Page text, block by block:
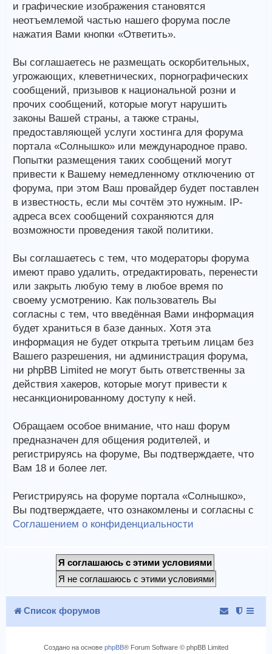
и графические изображения становятся
неотъемлемой частью нашего форума после
нажатия Вами кнопки «Ответить».
Вы соглашаетесь не размещать оскорбительных,
угрожающих, клеветнических, порнографических
сообщений, призывов к национальной розни и
прочих сообщений, которые могут нарушить
законы Вашей страны, а также страны,
предоставляющей услуги хостинга для форума
портала «Солнышко» или международное право.
Попытки размещения таких сообщений могут
привести к Вашему немедленному отключению от
форума, при этом Ваш провайдер будет поставлен
в известность, если мы сочтём это нужным. IP-
адреса всех сообщений сохраняются для
возможности проведения такой политики.
Вы соглашаетесь с тем, что модераторы форума
имеют право удалить, отредактировать, перенести
или закрыть любую тему в любое время по
своему усмотрению. Как пользователь Вы
согласны с тем, что введённая Вами информация
будет храниться в базе данных. Хотя эта
информация не будет открыта третьим лицам без
Вашего разрешения, ни администрация форума,
ни phpBB Limited не могут быть ответственны за
действия хакеров, которые могут привести к
несанкционированному доступу к ней.
Обращаем особое внимание, что наш форум
предназначен для общения родителей, и
регистрируясь на форуме, Вы подтверждаете, что
Вам 18 и более лет.
Регистрируясь на форуме портала «Солнышко»,
Вы подтверждаете, что ознакомлены и согласны с
Соглашением о конфиденциальности
Список форумов
Создано на основе phpBB® Forum Software © phpBB Limited